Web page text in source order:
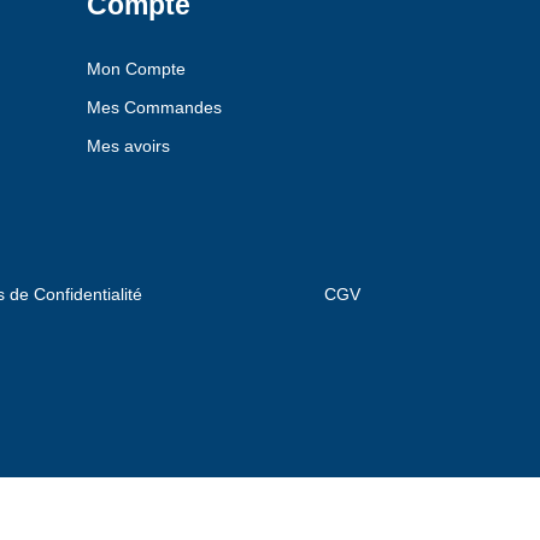
Mon Compte
Mes Commandes
Mes avoirs
de Confidentialité CGV